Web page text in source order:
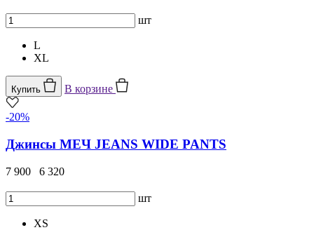
шт
L
XL
Купить В корзине
-20%
Джинсы МЕЧ JEANS WIDE PANTS
7 900 6 320
шт
XS